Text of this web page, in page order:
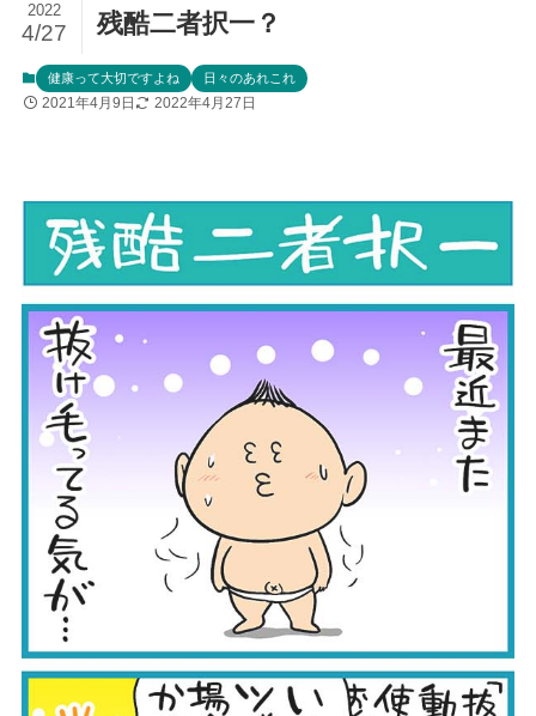
残酷二者択一？
2022
4/27
健康って大切ですよね 日々のあれこれ
2021年4月9日 2022年4月27日